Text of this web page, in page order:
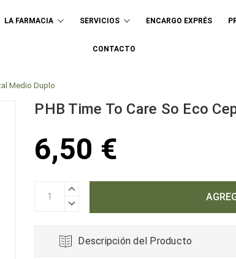
LA FARMACIA SERVICIOS ENCARGO EXPRÉS
CONTACTO
Medio Duplo
PHB Time To Care So Eco
6,50 €
AUMENTAR
DISMINUIR
CANTIDAD:
Descripción del Producto